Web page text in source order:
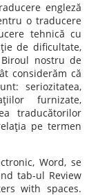
engleză
o traducere
tehnică cu
de dificultate,
nostru de
considerăm că
seriozitatea,
furnizate,
traducătorilor
pe termen
Word, se
tab-ul Review
with spaces.